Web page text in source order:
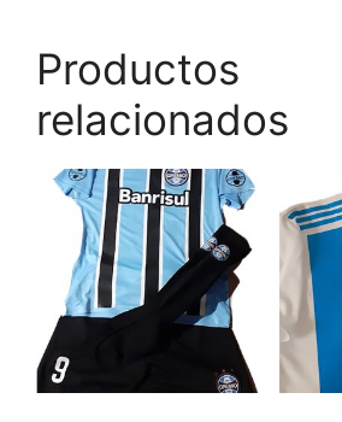
Productos
relacionados